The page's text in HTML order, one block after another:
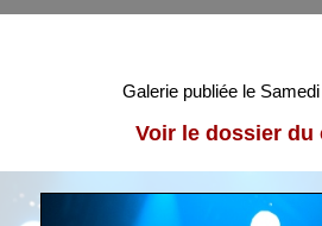
Galerie publiée le
Voir le dossier du